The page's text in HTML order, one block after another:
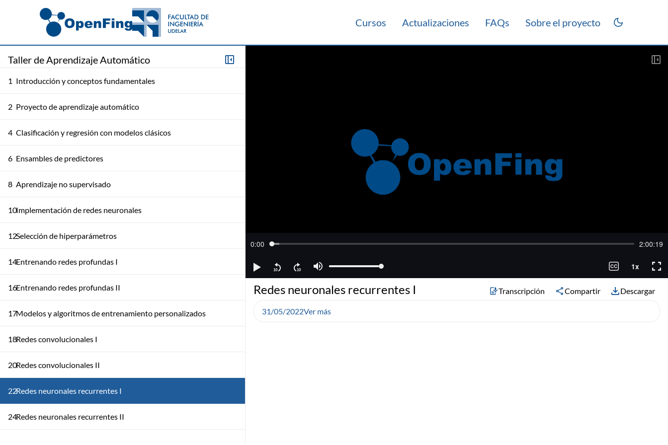
Cursos Actualizaciones FAQs Sobre el proyecto
Taller de Aprendizaje Automático
1 Introducción y conceptos fundamentales
2 Proyecto de aprendizaje automático
4 Clasificación y regresión con modelos clásicos
6 Ensambles de predictores
8 Aprendizaje no supervisado
10Implementación de redes neuronales
12Selección de hiperparámetros
14Entrenando redes profundas I
16Entrenando redes profundas II
17Modelos y algoritmos de entrenamiento personalizados
18Redes convolucionales I
20Redes convolucionales II
22Redes neuronales recurrentes I
24Redes neuronales recurrentes II
Redes neuronales recurrentes I Transcripción Compartir Descargar
31/05/2022Ver más